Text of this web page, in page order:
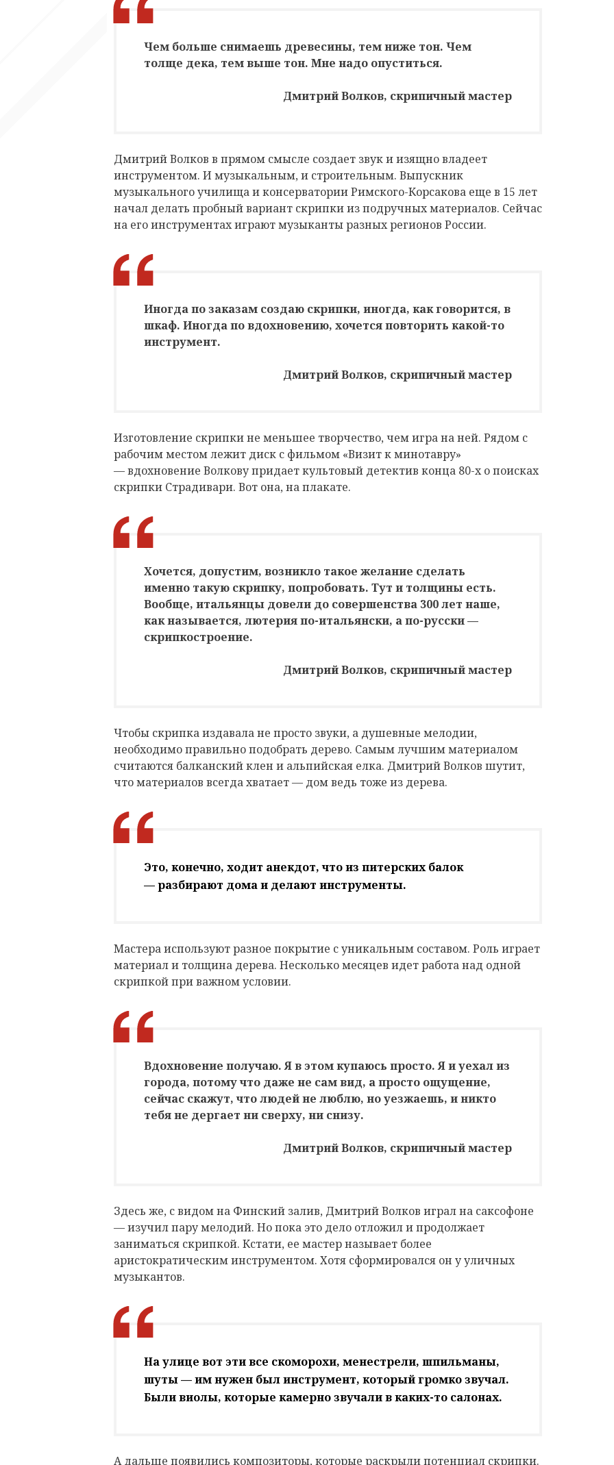
Чем больше снимаешь древесины, тем ниже тон. Чем
толще дека, тем выше тон. Мне надо опуститься.
Дмитрий Волков, скрипичный мастер
Дмитрий Волков в прямом смысле создает звук и изящно владеет
инструментом. И музыкальным, и строительным. Выпускник
музыкального училища и консерватории Римского-Корсакова еще в 15 лет
начал делать пробный вариант скрипки из подручных материалов. Сейчас
на его инструментах играют музыканты разных регионов России.
Иногда по заказам создаю скрипки, иногда, как говорится, в
шкаф. Иногда по вдохновению, хочется повторить какой-то
инструмент.
Дмитрий Волков, скрипичный мастер
Изготовление скрипки не меньшее творчество, чем игра на ней. Рядом с
рабочим местом лежит диск с фильмом «Визит к минотавру»
— вдохновение Волкову придает культовый детектив конца 80-х о поисках
скрипки Страдивари. Вот она, на плакате.
Хочется, допустим, возникло такое желание сделать
именно такую скрипку, попробовать. Тут и толщины есть.
Вообще, итальянцы довели до совершенства 300 лет наше,
как называется, лютерия по-итальянски, а по-русски —
скрипкостроение.
Дмитрий Волков, скрипичный мастер
Чтобы скрипка издавала не просто звуки, а душевные мелодии,
необходимо правильно подобрать дерево. Самым лучшим материалом
считаются балканский клен и альпийская елка. Дмитрий Волков шутит,
что материалов всегда хватает — дом ведь тоже из дерева.
Это, конечно, ходит анекдот, что из питерских балок
— разбирают дома и делают инструменты.
Мастера используют разное покрытие с уникальным составом. Роль играет
материал и толщина дерева. Несколько месяцев идет работа над одной
скрипкой при важном условии.
Вдохновение получаю. Я в этом купаюсь просто. Я и уехал из
города, потому что даже не сам вид, а просто ощущение,
сейчас скажут, что людей не люблю, но уезжаешь, и никто
тебя не дергает ни сверху, ни снизу.
Дмитрий Волков, скрипичный мастер
Здесь же, с видом на Финский залив, Дмитрий Волков играл на саксофоне
— изучил пару мелодий. Но пока это дело отложил и продолжает
заниматься скрипкой. Кстати, ее мастер называет более
аристократическим инструментом. Хотя сформировался он у уличных
музыкантов.
На улице вот эти все скоморохи, менестрели, шпильманы,
шуты — им нужен был инструмент, который громко звучал.
Были виолы, которые камерно звучали в каких-то салонах.
А дальше появились композиторы, которые раскрыли потенциал скрипки.